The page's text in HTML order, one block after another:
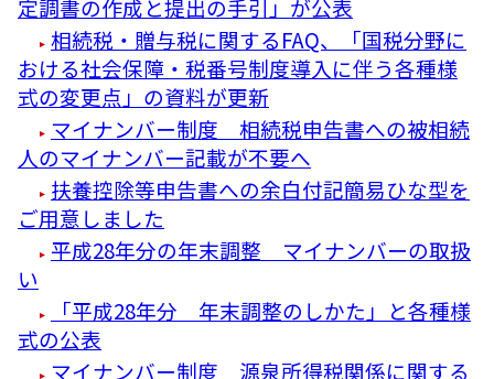
定調書の作成と提出の手引」が公表
相続税・贈与税に関するFAQ、「国税分野に
おける社会保障・税番号制度導入に伴う各種様
式の変更点」の資料が更新
マイナンバー制度 相続税申告書への被相続
人のマイナンバー記載が不要へ
扶養控除等申告書への余白付記簡易ひな型を
ご用意しました
平成28年分の年末調整 マイナンバーの取扱
い
「平成28年分 年末調整のしかた」と各種様
式の公表
マイナンバー制度 源泉所得税関係に関する